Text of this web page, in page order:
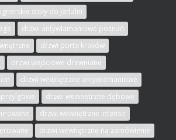
stoły do jadalni
drzwi antywłamaniowe poznań
drzwi porta kraków
drzwi wejściowe drewniane
drzwi wewnętrzne antywłamaniowe
drzwi wewnętrzne dębowe
drzwi wewnętrzne intenso
drzwi wewnętrzne na zamówienie